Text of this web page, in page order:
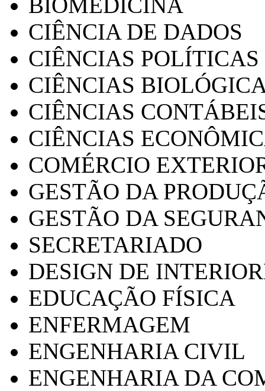
CIÊNCIA DE DADOS
CIÊNCIAS POLÍTICAS
CIÊNCIAS
CIÊNCIAS
CIÊNCIAS
COMÉRCIO
GESTÃO DA
GESTÃO DA
SECRETARIADO
DESIGN DE
EDUCAÇÃO FÍSICA
ENFERMAGEM
ENGENHARIA CIVIL
ENGENHARIA DA